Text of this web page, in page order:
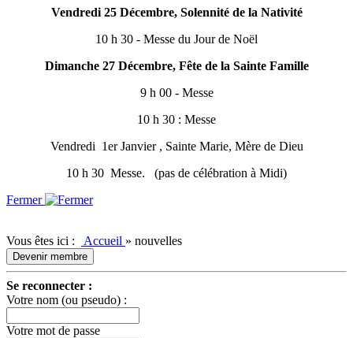
Vendredi 25 Décembre, Solennité de la Nativité
10 h 30 - Messe du Jour de Noël
Dimanche 27 Décembre, Fête de la Sainte Famille
9 h 00 - Messe
10 h 30 : Messe
Vendredi 1er Janvier , Sainte Marie, Mère de Dieu
10 h 30 Messe. (pas de célébration à Midi)
Fermer
Vous êtes ici : Accueil » nouvelles
Devenir membre
Se reconnecter :
Votre nom (ou pseudo) :
Votre mot de passe